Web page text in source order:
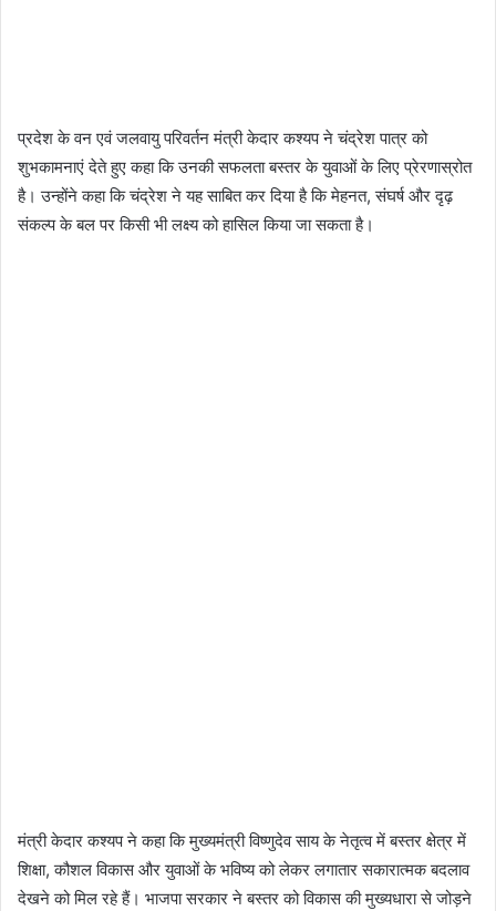
प्रदेश के वन एवं जलवायु परिवर्तन मंत्री केदार कश्यप ने चंद्रेश पात्र को
शुभकामनाएं देते हुए कहा कि उनकी सफलता बस्तर के युवाओं के लिए प्रेरणास्रोत
है। उन्होंने कहा कि चंद्रेश ने यह साबित कर दिया है कि मेहनत, संघर्ष और दृढ़
संकल्प के बल पर किसी भी लक्ष्य को हासिल किया जा सकता है।
मंत्री केदार कश्यप ने कहा कि मुख्यमंत्री विष्णुदेव साय के नेतृत्व में बस्तर क्षेत्र में
शिक्षा, कौशल विकास और युवाओं के भविष्य को लेकर लगातार सकारात्मक बदलाव
देखने को मिल रहे हैं। भाजपा सरकार ने बस्तर को विकास की मुख्यधारा से जोड़ने